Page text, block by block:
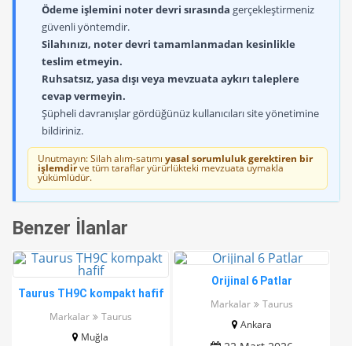
Ödeme işlemini noter devri sırasında gerçekleştirmeniz
güvenli yöntemdir.
Silahınızı, noter devri tamamlanmadan kesinlikle
teslim etmeyin.
Ruhsatsız, yasa dışı veya mevzuata aykırı taleplere
cevap vermeyin.
Şüpheli davranışlar gördüğünüz kullanıcıları site yönetimine
bildiriniz.
Unutmayın: Silah alım-satımı yasal sorumluluk gerektiren bir
işlemdirve tüm taraflar yürürlükteki mevzuata uymakla
yükümlüdür.
Benzer İlanlar
Taurus TH9C kompakt hafif
Markalar
Taurus
Muğla
Orijinal 6 Patlar
Markalar
Taurus
Ankara